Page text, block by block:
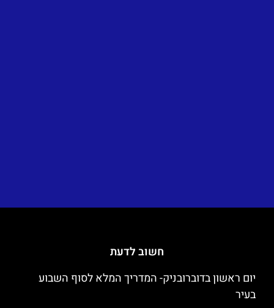
חשוב לדעת
יום ראשון בדוברובניק- המדריך המלא לסוף השבוע
בעיר